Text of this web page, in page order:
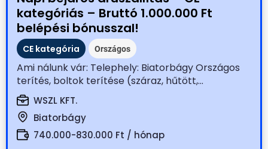
kategóriás – Bruttó 1.000.000 Ft
belépési bónusszal!
CE kategória Országos
Ami nálunk vár: Telephely: Biatorbágy Országos
terítés, boltok terítése (száraz, hűtött,...
WSZL KFT.
Biatorbágy
740.000-830.000 Ft / hónap